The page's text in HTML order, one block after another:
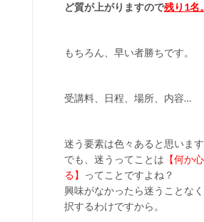
ど質が上がりますので残り1名。
もちろん、早い者勝ちです。
受講料、日程、場所、内容…
迷う要素は色々あると思います
でも、迷うってことは 【何か
る】
ってことですよね？
興味がなかったら迷うことな
択するわけですから。